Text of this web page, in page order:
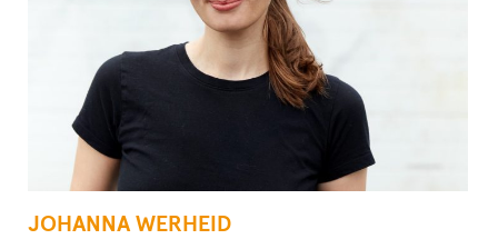
JOHANNA WERHEID